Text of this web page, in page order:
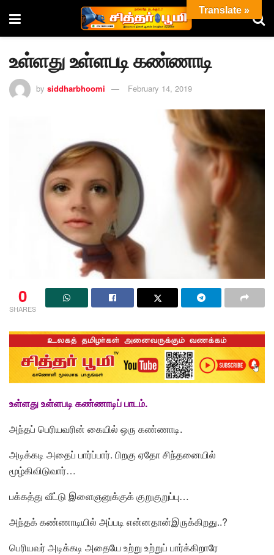
உள்ளது உள்ளபடி கண்ணாடி
by siddharbhoomi February 14, 2019
0
SHARES
உள்ளது உள்ளபடி கண்ணாடிப் பாடம்.
அந்தப் பெரியவரின் கையில் ஒரு கண்ணாடி.
அடிக்கடி அதைப் பார்ப்பார். பிறகு ஏதோ சிந்தனையில்
மூழ்கிவிடுவார்…
பக்கத்து வீட்டு இளைஞனுக்குக் குறுகுறுப்பு…
அந்தக் கண்ணாடியில் அப்படி என்னதான்இருக்கிறது..?
பெரியவர் அடிக்கடி அதையே உற்று உற்றுப் பார்க்கிறாரே
Translate »